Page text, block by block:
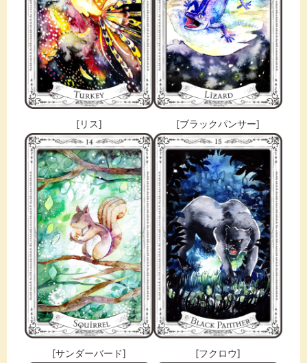
[リス] [ブラックパンサー]
[サンダーバード] [フクロウ]